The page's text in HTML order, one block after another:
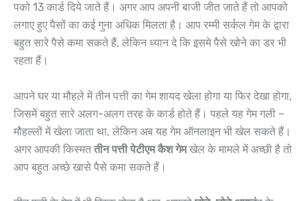
पको 13 कार्ड दिये जाते हैं। अगर आप अपनी बाजी जीत जाते हैं तो आपको
लगाए हुए पैसों का कई गुना अधिक मिलता है। आप रम्मी सर्कल गेम के द्वारा
बहुत सारे पैसे कमा सकते हैं, लेकिन ध्यान दे कि इसमे पैसे खोने का डर भी
रहता हैं।
आपने घर या मौहले में तीन पत्ती का गेम शायद खेला होगा या फिर देखा होगा,
जिसमें बहुत सारे अलग-अलग तरह के कार्ड होते हैं। पहले यह गेम गली –
मौहल्लों में खेला जाता था, लेकिन अब यह गेम ऑनलाइन भी खेल सकते हैं।
अगर आपकी किस्मत तीन पत्ती पेटीएम कैश गेमखेल के मामले में अच्छी है तो
आप बहुत अच्छे खासे पैसे कमा सकते हैं।